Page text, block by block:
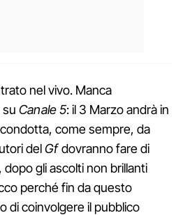
nel vivo. Manca
su Canale 5: il 3 Marzo andrà in
come sempre, da
delGfdovranno fare di
gli ascolti non brillanti
perché fin da questo
di coinvolgere il pubblico